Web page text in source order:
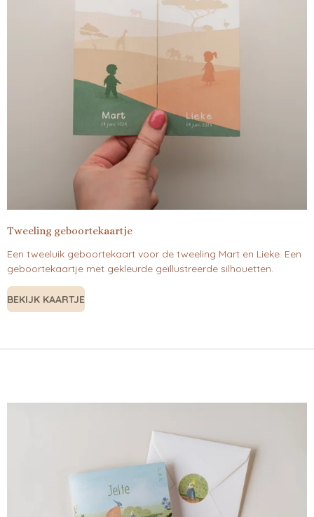
Tweeling geboortekaartje
Een tweeluik geboortekaart voor de tweeling Mart en Lieke. Een
geboortekaartje met gekleurde geïllustreerde silhouetten.
BEKIJK KAARTJE